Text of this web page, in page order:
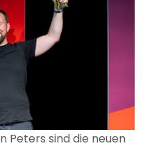
Peters sind die neuen